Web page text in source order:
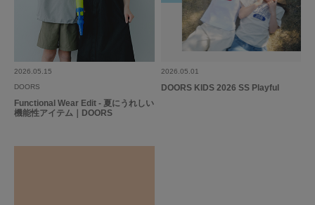
2026.05.15
DOORS
Functional Wear Edit - 夏にうれしい
機能性アイテム｜DOORS
2026.05.01
DOORS KIDS 2026 SS Playful